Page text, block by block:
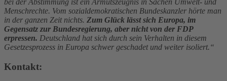
Menschrechte. Vom sozialdemokratischen Bundeskanzler hörte man
in der ganzen Zeit nichts. Zum Glück lässt sich Europa, im
Gegensatz zur Bundesregierung, aber nicht von der FDP
erpressen. Deutschland hat sich durch sein Verhalten in diesem
Gesetzesprozess in Europa schwer geschadet und weiter isoliert.“
Kontakt: